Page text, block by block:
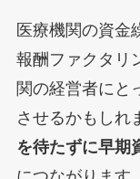
医療機関の資金
報酬ファクタリ
関の経営者にと
させるかもしれ
を待たずに早期